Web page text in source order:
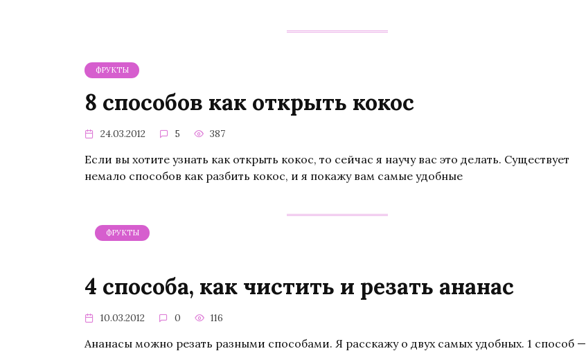
ФРУКТЫ
8 способов как открыть кокос
24.03.2012 5 387
Если вы хотите узнать как открыть кокос, то сейчас я научу вас это делать. Существует
немало способов как разбить кокос, и я покажу вам самые удобные
ФРУКТЫ
4 способа, как чистить и резать ананас
10.03.2012 0 116
Ананасы можно резать разными способами. Я расскажу о двух самых удобных. 1 способ —